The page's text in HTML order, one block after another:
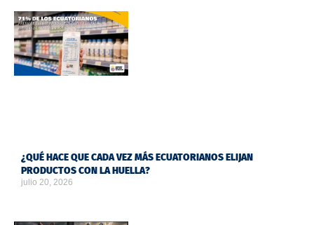
¿QUÉ HACE QUE CADA VEZ MÁS ECUATORIANOS ELIJAN
PRODUCTOS CON LA HUELLA?
julio 20, 2026